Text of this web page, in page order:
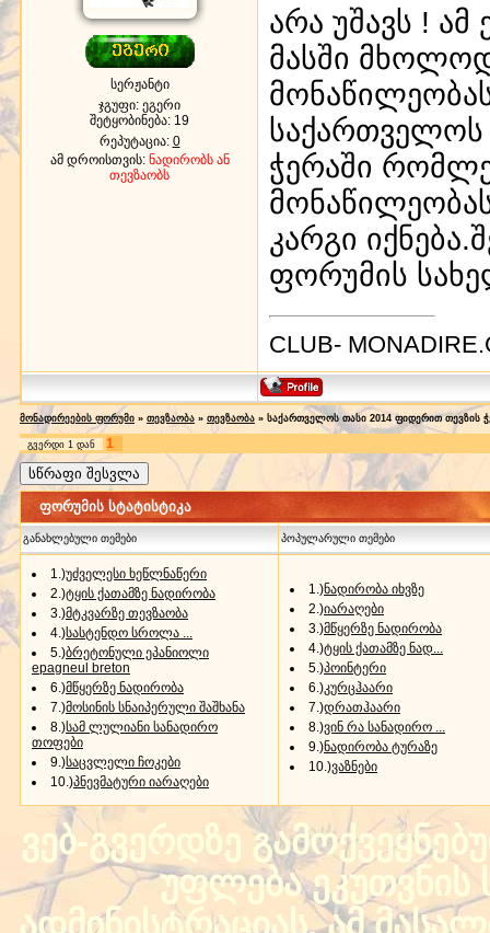
სერჟანტი
ჯგუფი: ეგერი
შეტყობინება: 19
რეპუტაცია: 0
ამ დროისთვის: ნადირობს ან
თევზაობს
არა უშავს !
მასში
საქართველოს
ჭერაში
კარგი
ფორუმის
CLUB-
მონადირეების ფორუმი » თევზაობა » თევზაობა » საქართველოს თასი 2014 ფიდერით თევზის
გვერდი 1 დან 1
ფორუმის სტატისტიკა
განახლებული თემები პოპულარული თემები
1.)უძველესი ხეწლნაწერი
2.)ტყის ქათამზე ნადირობა
3.)მტკვარზე თევზაობა
4.)სასტენდო სროლა ...
5.)ბრეტონული ეპანიოლი
epagneul breton
6.)მწყერზე ნადირობა
7.)მოსინის სნაიპერული შაშხანა
8.)სამ ლულიანი სანადირო
თოფები
9.)საცვლელი ჩოკები
10.)პნევმატური იარაღები
1.)ნადირობა იხვზე
2.)იარაღები
3.)მწყერზე ნადირობა
4.)ტყის ქათამზე ნად...
5.)პოინტერი
6.)კურცჰაარი
7.)დრათჰაარი
8.)ვინ რა სანადირო ...
9.)ნადირობა ტურაზე
10.)ვაზნები
ვებ-გვერდზე
უფლება ეკუთვნის